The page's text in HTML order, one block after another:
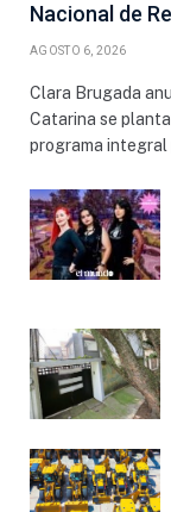
Nacional de
AGOSTO 6, 2026
Clara Brugada
Catarina se
programa